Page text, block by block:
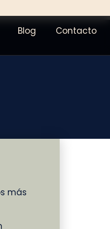
Blog Contacto
más